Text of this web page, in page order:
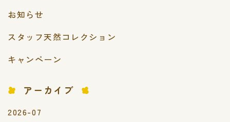
お知らせ
スタッフ天然コレクション
キャンペーン
アーカイブ
2026-07